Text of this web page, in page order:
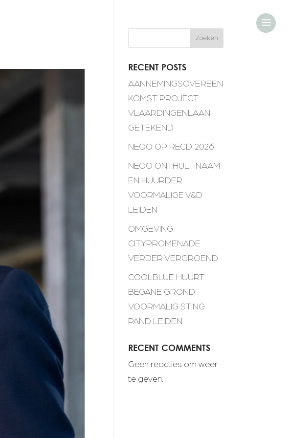
a
Zoeken
RECENT POSTS
AANNEMINGSOVEREEN
KOMST PROJECT
VLAARDINGENLAAN
GETEKEND
NEOO OP RECD 2026
NEOO ONTHULT NAAM
EN HUURDER
VOORMALIGE V&D
LEIDEN
OMGEVING
CITYPROMENADE
VERDER VERGROEND
COOLBLUE HUURT
BEGANE GROND
VOORMALIG STING
PAND LEIDEN.
RECENT COMMENTS
Geen reacties om weer
te geven.